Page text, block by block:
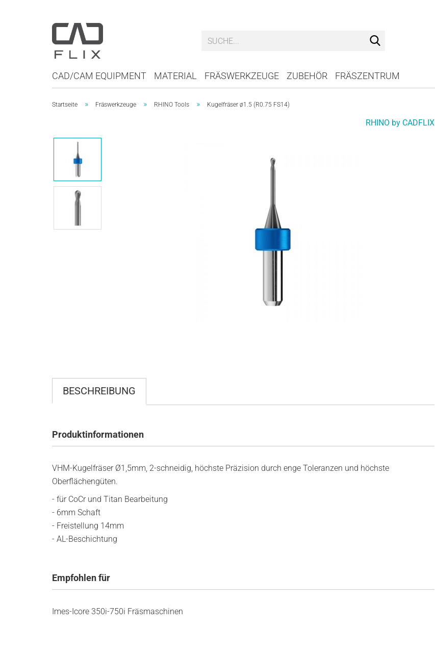
CAD/CAM EQUIPMENT MATERIAL FRÄSWERKZEUGE ZUBEHÖR FRÄSZENTRUM
Startseite » Fräswerkzeuge » RHINO Tools » Kugelfräser ø1.5 (R0.75 FS14)
RHINO by CADFLIX
BESCHREIBUNG
Produktinformationen
VHM-Kugelfräser Ø1,5mm, 2-schneidig, höchste Präzision durch enge Toleranzen und höchste
Oberflächengüten.
- für CoCr und Titan Bearbeitung
- 6mm Schaft
- Freistellung 14mm
- AL-Beschichtung
Empfohlen für
Imes-Icore 350i-750i Fräsmaschinen